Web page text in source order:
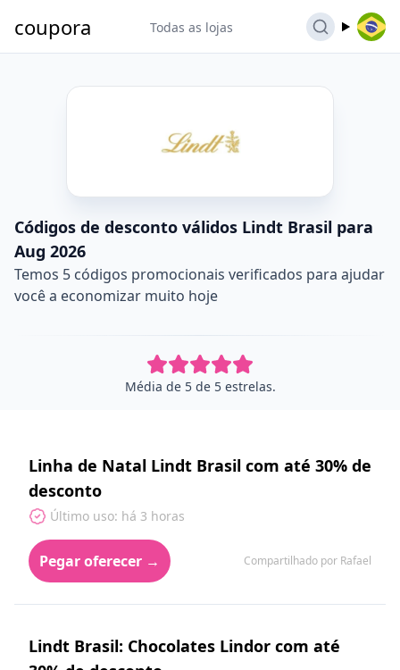
coupora Todas as lojas
Códigos de desconto válidos Lindt Brasil para
Aug 2026
Temos 5 códigos promocionais verificados para ajudar
você a economizar muito hoje
Média de 5 de 5 estrelas.
Linha de Natal Lindt Brasil com até 30% de
desconto
Último uso: há 3 horas
Pegar oferecer → Compartilhado por Rafael
Lindt Brasil: Chocolates Lindor com até